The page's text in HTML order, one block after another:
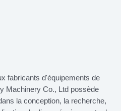
fabricants d'équipements de
Machinery Co., Ltd possède
la conception, la recherche,